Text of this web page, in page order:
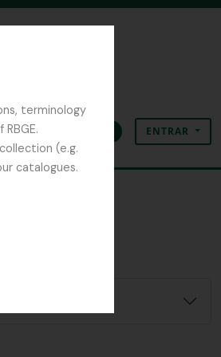
terminology
(e.g.
catalogues.
Área de transferência
Idioma Ligações rápidas
ENTRAR